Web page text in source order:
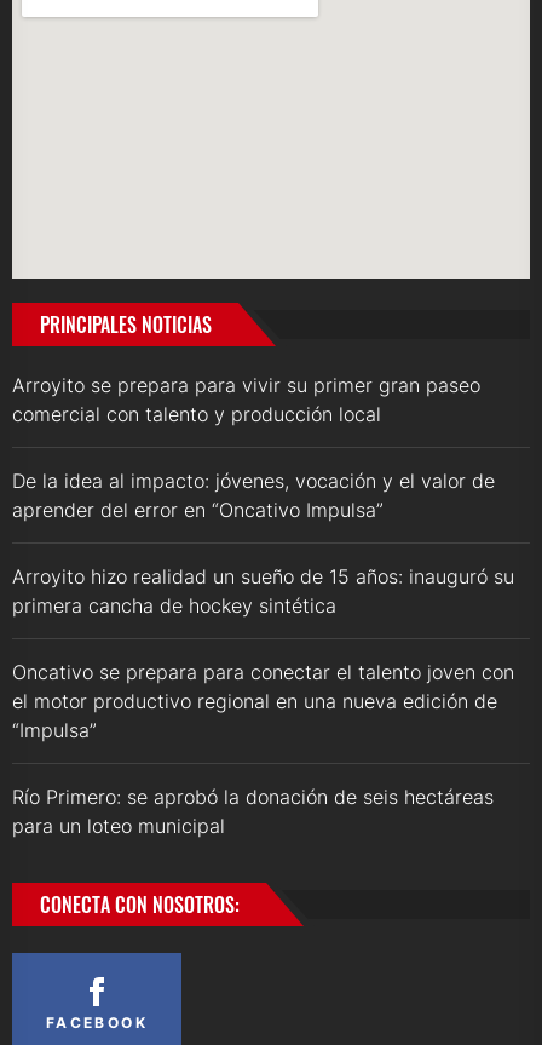
PRINCIPALES NOTICIAS
Arroyito se prepara para vivir su primer gran paseo
comercial con talento y producción local
De la idea al impacto: jóvenes, vocación y el valor de
aprender del error en “Oncativo Impulsa”
Arroyito hizo realidad un sueño de 15 años: inauguró su
primera cancha de hockey sintética
Oncativo se prepara para conectar el talento joven con
el motor productivo regional en una nueva edición de
“Impulsa”
Río Primero: se aprobó la donación de seis hectáreas
para un loteo municipal
CONECTA CON NOSOTROS:
FACEBOOK